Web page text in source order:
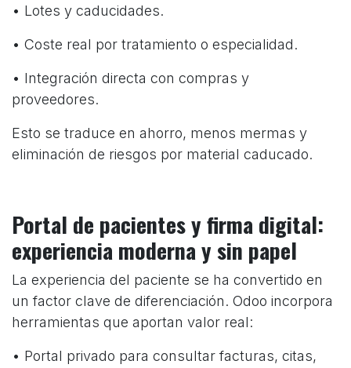
• Lotes y caducidades.
• Coste real por tratamiento o especialidad.
• Integración directa con compras y
proveedores.
Esto se traduce en ahorro, menos mermas y
eliminación de riesgos por material caducado.
Portal de pacientes y firma digital:
experiencia moderna y sin papel
La experiencia del paciente se ha convertido en
un factor clave de diferenciación. Odoo incorpora
herramientas que aportan valor real:
• Portal privado para consultar facturas, citas,